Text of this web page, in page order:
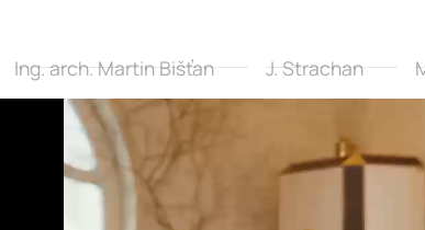
Ing. arch. Martin Bišťan J. Strachan